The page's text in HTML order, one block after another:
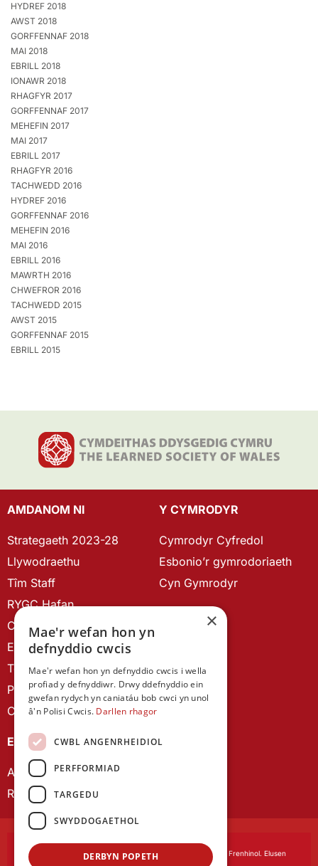
HYDREF 2018
AWST 2018
GORFFENNAF 2018
MAI 2018
EBRILL 2018
IONAWR 2018
RHAGFYR 2017
GORFFENNAF 2017
MEHEFIN 2017
MAI 2017
EBRILL 2017
RHAGFYR 2016
TACHWEDD 2016
HYDREF 2016
GORFFENNAF 2016
MEHEFIN 2016
MAI 2016
EBRILL 2016
MAWRTH 2016
CHWEFROR 2016
TACHWEDD 2015
AWST 2015
GORFFENNAF 2015
EBRILL 2015
AMDANOM NI
Strategaeth 2023-28
Llywodraethu
Tîm Staff
RYGC Hafan
Canllawiau brandio
Ein Hanes
Telerau ac Amodau
Polisi Preifatrwydd
Cysylltu â ni
Y CYMRODYR
Cymrodyr Cyfredol
Esbonio’r gymrodoriaeth
Cyn Gymrodyr
EIN CYHOEDDIADAU
Astudiaethau Cymreig
Rhwydwaith Ymchwil Gyrfa Cynnar
Cymdeithas Ddysgedig Cymru, corfforedig drwy Siarter Frenhinol. Elusen
×
Mae'r wefan hon yn
defnyddio cwcis
Mae'r wefan hon yn defnyddio cwcis i wella
profiad y defnyddiwr. Drwy ddefnyddio ein
gwefan rydych yn caniatáu bob cwci yn unol
â'n Polisi Cwcis. Darllen rhagor
CWBL ANGENRHEIDIOL
PERFFORMIAD
TARGEDU
SWYDDOGAETHOL
DERBYN POPETH